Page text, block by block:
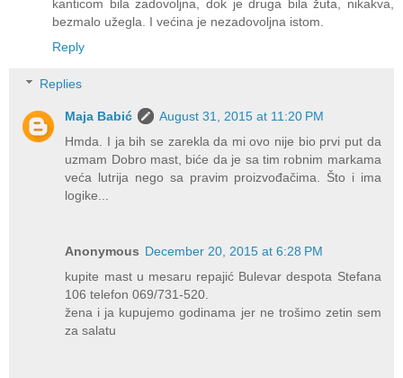
kanticom bila zadovoljna, dok je druga bila žuta, nikakva,
bezmalo užegla. I većina je nezadovoljna istom.
Reply
Replies
Maja Babić
August 31, 2015 at 11:20 PM
Hmda. I ja bih se zarekla da mi ovo nije bio prvi put da
uzmam Dobro mast, biće da je sa tim robnim markama
veća lutrija nego sa pravim proizvođačima. Što i ima
logike...
Anonymous December 20, 2015 at 6:28 PM
kupite mast u mesaru repajić Bulevar despota Stefana
106 telefon 069/731-520.
žena i ja kupujemo godinama jer ne trošimo zetin sem
za salatu